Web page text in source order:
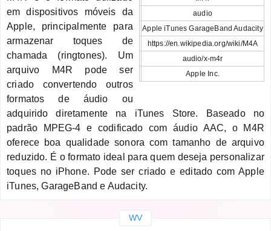
audio
Apple iTunes GarageBand Audacity
https://en.wikipedia.org/wiki/M4A
audio/x-m4r
Apple Inc.
em dispositivos móveis da
Apple, principalmente para
armazenar toques de
chamada (ringtones). Um
arquivo M4R pode ser
criado convertendo outros
formatos de áudio ou
adquirido diretamente na iTunes Store. Baseado no
padrão MPEG-4 e codificado com áudio AAC, o M4R
oferece boa qualidade sonora com tamanho de arquivo
reduzido. É o formato ideal para quem deseja personalizar
toques no iPhone. Pode ser criado e editado com Apple
iTunes, GarageBand e Audacity.
WV